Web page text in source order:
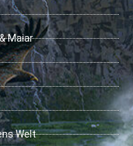
Maiar
Welt